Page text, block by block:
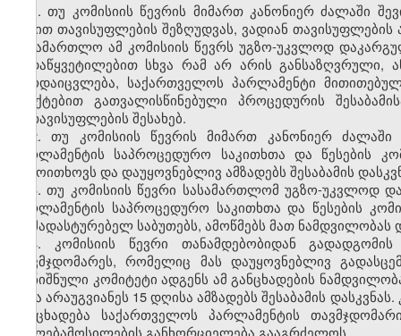
1. თუ კომისიის წევრის მიმართ კანონიერ ძალაში
სახით თავისუფლების შეზღუდვას, ვადიან
სასამართლო ამ კომისიის წევრს უგზო-უკვლოდ
გადაწყვეტილებით სხვა რამ არ არის განსაზღვრული,
გარდაიცვლება, საქართველოს პარლამენტი
პუნქტებით გათვალისწინებული პროცედურის
გათავისუფლების შესახებ.
2. თუ კომისიის წევრის მიმართ კანონიერ
პარლამენტის საპროცედურო საკითხთა და წესების
გამოითხოვს და დაუყოვნებლივ ამზადებს შესაბამის
3. თუ კომისიის წევრი სასამართლომ უგზო-უკვლოდ
პარლამენტის საპროცედურო საკითხთა და წესების
დამადასტურებელ საბუთებს, ამოწმებს მათ ნამდვილობას
4. კომისიის წევრი თანამდებობიდან
თავმჯდომარეს, რომელიც მას დაუყოვნებლივ
აღნიშნული კომიტეტი ადგენს ამ განცხადების
8 და არაუგვიანეს 15 დღისა ამზადებს შესაბამის
განცხადება საქართველოს პარლამენტის
უფლებამოსილების განხორციელება გააგრძელოს.